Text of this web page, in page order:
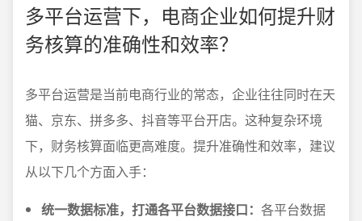
多平台运营下，电商企业如何提升财
务核算的准确性和效率？
多平台运营是当前电商行业的常态，企业往往同时在天
猫、京东、拼多多、抖音等平台开店。这种复杂环境
下，财务核算面临更高难度。提升准确性和效率，建议
从以下几个方面入手：
统一数据标准，打通各平台数据接口： 各平台数据